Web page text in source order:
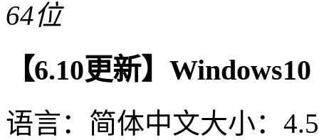
64位
【6.10更新】
语言： 简体中文大小：